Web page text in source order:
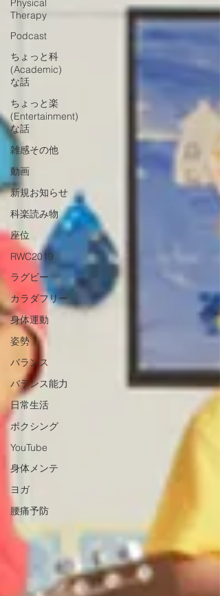
Physical
Therapy
Podcast
ちょっと科
(Academic)
な話
ちょっと楽
(Entertainment)
な話
雑感その他
動画
新規お知らせ
科楽読み物
座位
RWC2019
ラグビー
カラダフリー
身体運動
姿勢
バランス
バランス能力
日常生活
ボクシング
YouTube
身体メンテ
ヨガ
腰痛予防